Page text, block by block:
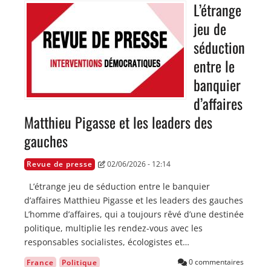
L’étrange
jeu de
séduction
entre le
banquier
d’affaires
Matthieu Pigasse et les leaders des
gauches
Revue de presse 02/06/2026 - 12:14
L’étrange jeu de séduction entre le banquier
d’affaires Matthieu Pigasse et les leaders des gauches
L’homme d’affaires, qui a toujours rêvé d’une destinée
politique, multiplie les rendez-vous avec les
responsables socialistes, écologistes et…
France Politique 0 commentaires